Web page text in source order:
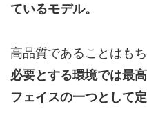
ているモデル。
高品質であることはもち
必要とする環境では最
フェイスの一つとして